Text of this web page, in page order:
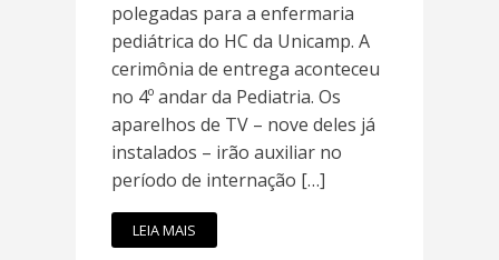
polegadas para a enfermaria
pediátrica do HC da Unicamp. A
cerimônia de entrega aconteceu
no 4º andar da Pediatria. Os
aparelhos de TV – nove deles já
instalados – irão auxiliar no
período de internação […]
LEIA MAIS